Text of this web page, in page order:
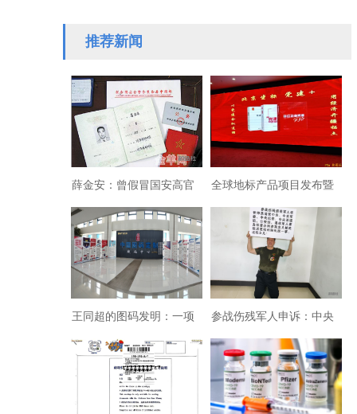
推荐新闻
薛金安：曾假冒国安高官
行骗被重判，今流窜泰国
重施故技
全球地标产品项目发布暨
供销社选品会成功举行
王同超的图码发明：一项
突破性的信息码技术
参战伤残军人申诉：中央
巡视组能否找到被违规送
至福利院失踪女儿